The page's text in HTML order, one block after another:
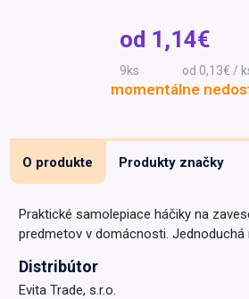
Darčekové
Recepty
Domácnosť a kancelária
od 1,14€
9ks od 0,13€ /
momentálne
O produkte Produkty značky
Praktické samolepiace háčiky na
predmetov v domácnosti. Jednoduchá
Distribútor
Evita Trade, s.r.o.